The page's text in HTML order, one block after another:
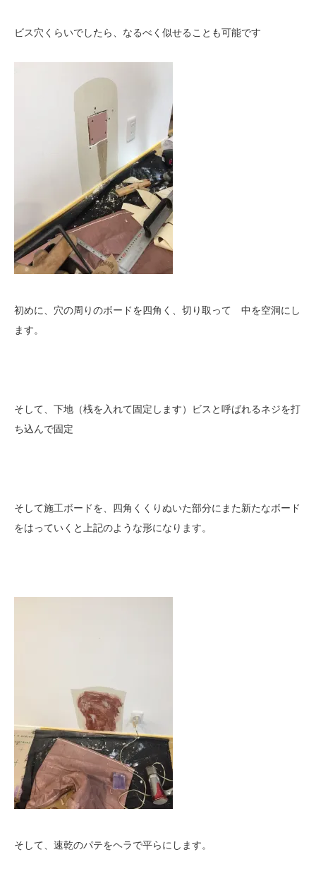
ビス穴くらいでしたら、なるべく似せることも可能です
初めに、穴の周りのボードを四角く、切り取って 中を空洞にし
ます。
そして、下地（桟を入れて固定します）ビスと呼ばれるネジを打
ち込んで固定
そして施工ボードを、四角くくりぬいた部分にまた新たなボード
をはっていくと上記のような形になります。
そして、速乾のパテをヘラで平らにします。